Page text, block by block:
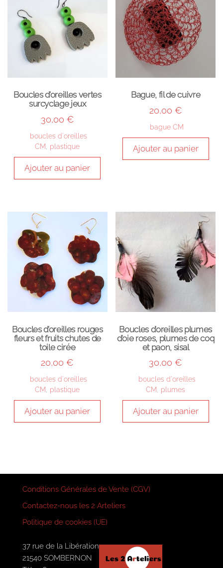
Boucles d’oreilles vertes
surcyclage jeux
30,00 €
boucles d'oreilles
CM
plastique
Ajouter au panier
Bague, fil de cuivre
20,00 €
bague CM
Ajouter au panier
Boucles d’oreilles rouges
fleurs et fruits chutes de
toile cirée
20,00€
boucles d'oreilles
CM
plastique
Ajouter au panier
Boucles d’oreilles plumes
d’oie roses, plumes de coq
et paon, sisal
30,00€
boucles d'oreilles
CM
plumes
Ajouter au panier
Conditions Générales de Vente (CGV)
Contactez-nous les 2 Arteliers
Politique de cookies (UE)
37 rue de la Libération
21540 SOMBERNON